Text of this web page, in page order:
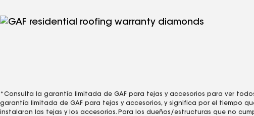
Para ver las instalaciones no elegibles para lagarantía limitada de GAF
La resistencia a los rayos UV durante noventa días se refiere a una
NO se relaciona con la resistencia al agua, la nieve o el viento. El fieltro
*Consulta la garantía limitada de GAF para tejas y accesorios para ver
garantía limitada de GAF para tejas y accesorios, y significa por el tiempo
instalaron las tejas y los accesorios. Para los dueños/estructuras que no